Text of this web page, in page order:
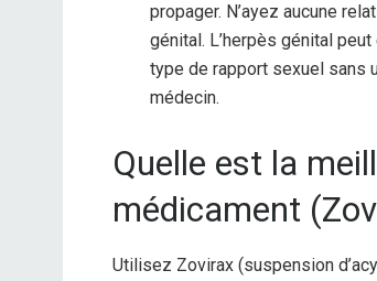
propager. N’ayez aucune
génital. L’herpès génital
type de rapport sexuel sans
médecin.
Quelle est la
médicament
Utilisez Zovirax (suspension